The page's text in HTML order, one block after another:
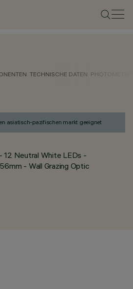
TECHNISCHE DATEN
asiatisch-pazifischen markt geeignet
12 Neutral White LEDs -
- Wall Grazing Optic